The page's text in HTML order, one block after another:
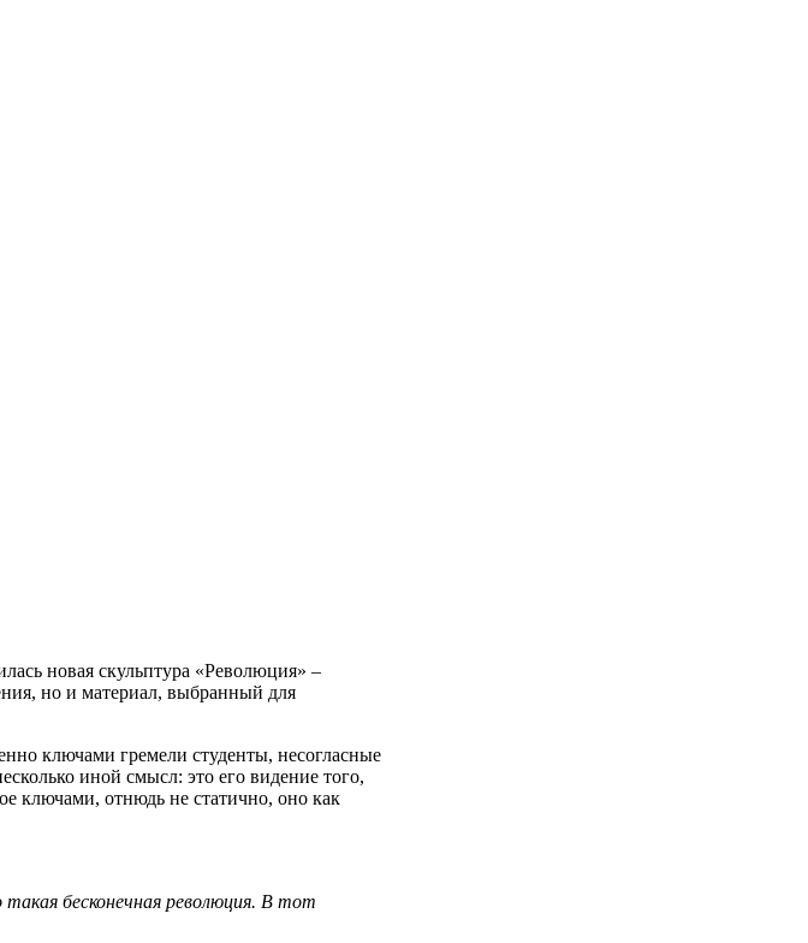
новая скульптура «Революция» –
но и материал, выбранный для
ключами гремели студенты, несогласные
иной смысл: это его видение того,
ключами, отнюдь не статично, оно как
бесконечная революция. В тот